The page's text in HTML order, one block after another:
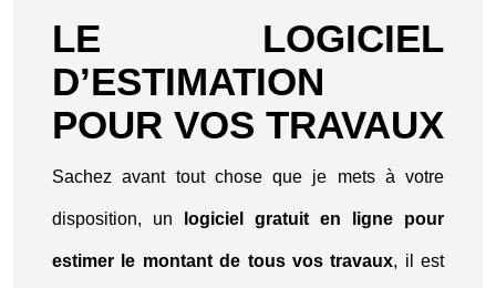
LE LOGICIEL
D’ESTIMATION
POUR VOS TRAVAUX
Sachez avant tout chose que je mets à votre
disposition, un logiciel gratuit en ligne pour
estimer le montant de tous vos travaux, il est